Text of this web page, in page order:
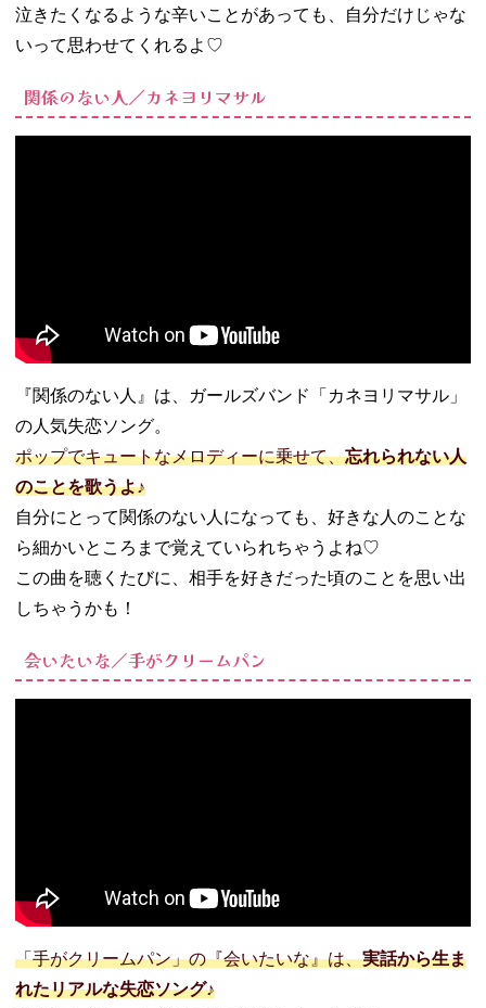
泣きたくなるような辛いことがあっても、自分だけじゃな
いって思わせてくれるよ♡
関係のない人／カネヨリマサル
『関係のない人』は、ガールズバンド「カネヨリマサル」
の人気失恋ソング。
ポップでキュートなメロディーに乗せて、忘れられない人
のことを歌うよ♪
自分にとって関係のない人になっても、好きな人のことな
ら細かいところまで覚えていられちゃうよね♡
この曲を聴くたびに、相手を好きだった頃のことを思い出
しちゃうかも！
会いたいな／手がクリームパン
「手がクリームパン」の『会いたいな』は、実話から生ま
れたリアルな失恋ソング♪